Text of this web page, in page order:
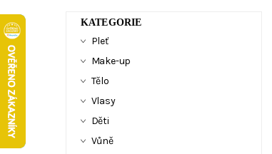
KATEGORIE
Pleť
Make-up
Tělo
Vlasy
Děti
Vůně